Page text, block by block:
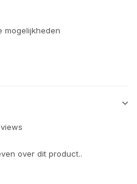
mogelijkheden
over dit product..